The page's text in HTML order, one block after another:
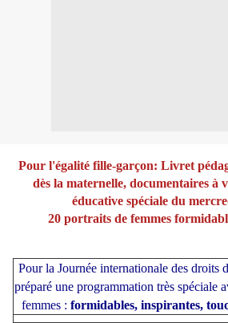
Pour l'égalité fille-garçon: Livret
dès la maternelle, documentaires à
éducative spéciale du
20 portraits de femmes
Pour la Journée internationale des droits
préparé une programmation très spéciale
femmes : formidables, inspirantes,